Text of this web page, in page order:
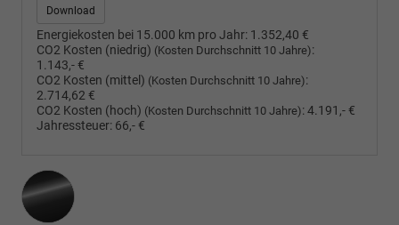
Download
Energiekosten bei 15.000 km pro Jahr: 1.352,40 €
CO2 Kosten (niedrig) (Kosten Durchschnitt 10 Jahre):
1.143,- €
CO2 Kosten (mittel) (Kosten Durchschnitt 10 Jahre):
2.714,62 €
CO2 Kosten (hoch) (Kosten Durchschnitt 10 Jahre):4.191,- €
Jahressteuer: 66,- €